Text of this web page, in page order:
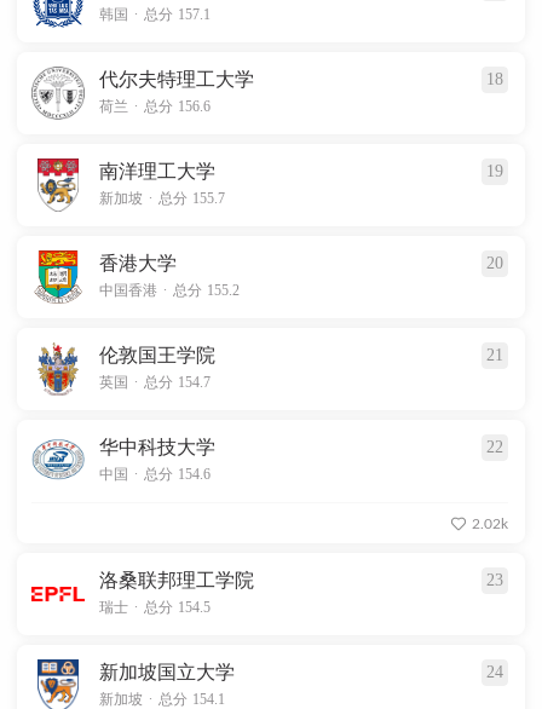
韩国 . 总分 157.1
代尔夫特理工大学 18
荷兰 . 总分 156.6
南洋理工大学 19
新加坡 . 总分 155.7
香港大学 20
中国香港 . 总分 155.2
伦敦国王学院 21
英国 . 总分 154.7
华中科技大学 22
中国 . 总分 154.6
2.02k
洛桑联邦理工学院 23
瑞士 . 总分 154.5
新加坡国立大学 24
新加坡 . 总分 154.1